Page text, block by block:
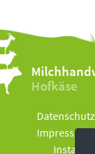
Hofkäse
Datenschutz
Impressum